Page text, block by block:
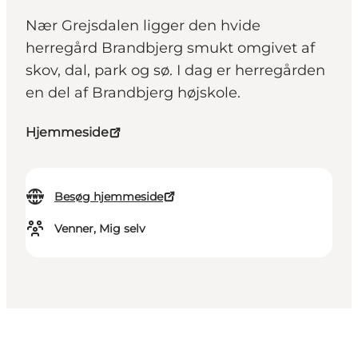
Nær Grejsdalen ligger den hvide
herregård Brandbjerg smukt omgivet af
skov, dal, park og sø. I dag er herregården
en del af Brandbjerg højskole.
Hjemmeside
Besøg hjemmeside
Venner, Mig selv